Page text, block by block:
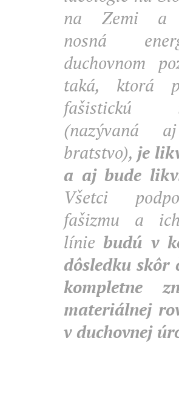
na Zemi a
nosná
duchovnom
taká, ktorá
fašistickú
(nazývaná
bratstvo), je
a aj bude
Všetci
fašizmu a
línie budú v
dôsledku skôr
kompletne
materiálnej
v duchovnej